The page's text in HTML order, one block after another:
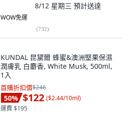
8/12 星期三 預計送達
WOW免運
(732)
KUNDAL 昆黛爾 蜂蜜&澳洲堅果保濕
潤膚乳 白麝香, White Musk, 500ml,
1入
首購折扣價$246
50% $122 ($2.44/10ml)
運費 $195